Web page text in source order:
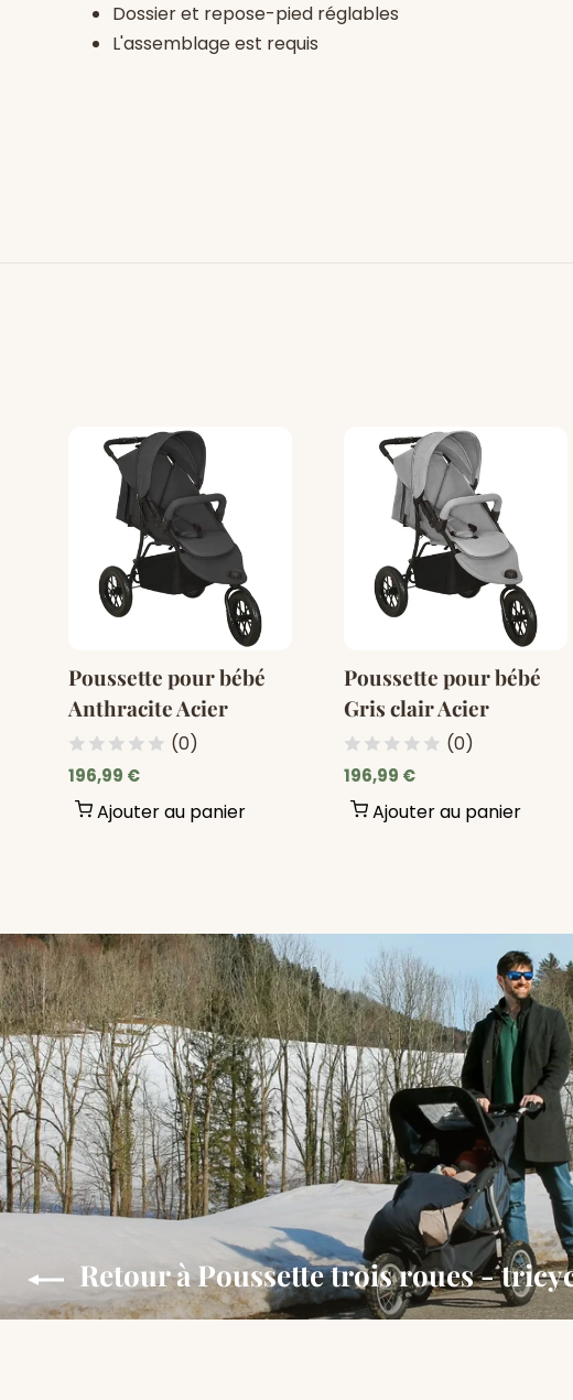
Dossier et repose-pied réglables
L'assemblage est requis
Poussette pour bébé
Anthracite Acier
(0)
196,99 €
Ajouter au panier
Poussette pour bébé
Gris clair Acier
(0)
196,99 €
Ajouter au panier
Retour à Poussette trois roues -